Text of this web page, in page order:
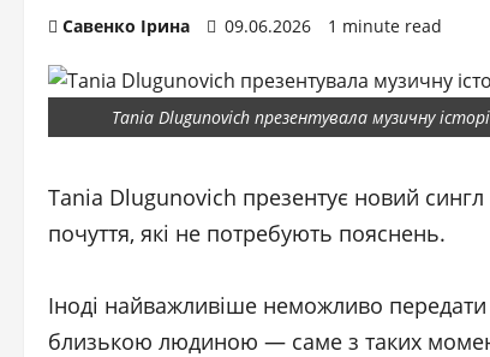
Савенко Ірина 09.06.2026 1 minute read
Tania Dlugunovich презентувала музичну
Tania Dlugunovich презентує новий
почуття, які не потребують пояснень.
Іноді найважливіше неможливо
близькою людиною — саме з таких